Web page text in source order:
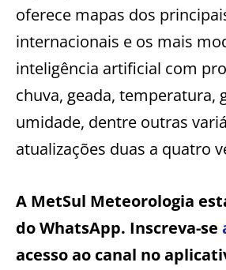
oferece mapas dos
internacionais e os mais
inteligência artificial com
chuva, geada, temperatura,
umidade, dentre outras
atualizações duas a quatro
A MetSul Meteorologia
do WhatsApp. Inscreva-se
acesso ao canal no